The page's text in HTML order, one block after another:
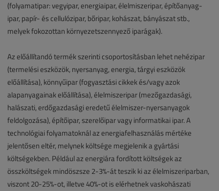
(folyamatipar: vegyipar, energiaipar, élelmiszeripar, építőanyag-
ipar, papír- és cellulózipar, bőripar, kohászat, bányászat stb.,
melyek fokozottan környezetszennyező iparágak).
Az előállítandó termék szerinti csoportosításban lehet nehézipar
(termelési eszközök, nyersanyag, energia, tárgyi eszközök
előállítása), könnyűipar (fogyasztási cikkek és/vagy azok
alapanyagainak előállítása), élelmiszeripar (mezőgazdasági,
halászati, erdőgazdasági eredetű élelmiszer-nyersanyagok
feldolgozása), építőipar, szerelőipar vagy informatikai ipar. A
technológiai folyamatoknál az energiafelhasználás mértéke
jelentősen eltér, melynek költsége megjelenik a gyártási
költségekben. Például az energiára fordított költségek az
összköltségek mindöszsze 2-3%-át teszik ki az élelmiszeriparban,
viszont 20-25%-ot, illetve 40%-ot is elérhetnek vaskohászati